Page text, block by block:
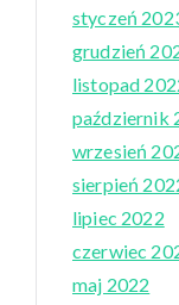
styczeń
grudzień
listopad
październik
wrzesień
sierpień
lipiec 2022
czerwiec
maj 2022